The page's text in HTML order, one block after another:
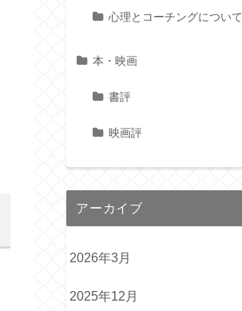
心理とコーチングについて
本・映画
書評
映画評
アーカイブ
2026年3月
2025年12月